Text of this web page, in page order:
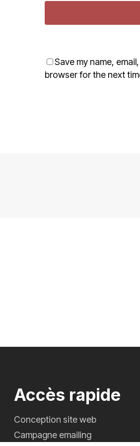
Save my name,
browser for the next
Accès rapide
Conception site web
Campagne emailing